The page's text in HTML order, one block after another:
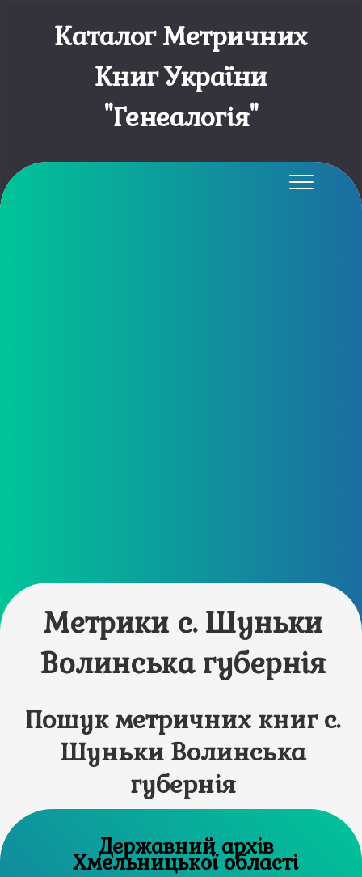
Каталог Метричних
Книг України
"Генеалогія"
Метрики с. Шуньки
Волинська губернія
Пошук метричних книг с.
Шуньки Волинська
губернія
Державний архів
Хмельницької області